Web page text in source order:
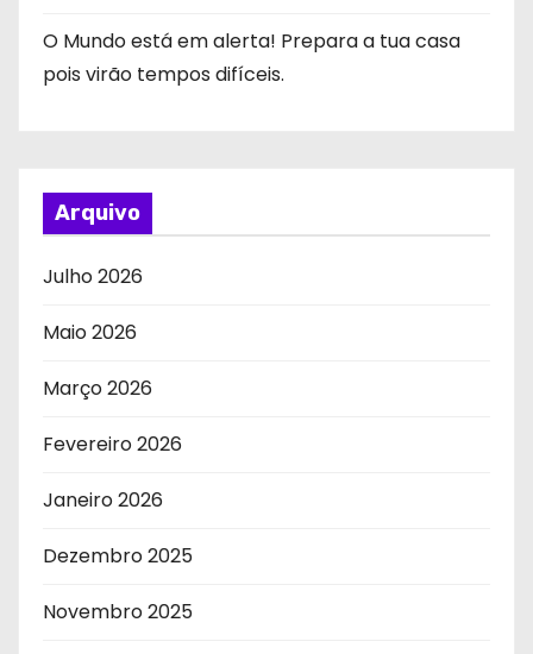
O Mundo está em alerta! Prepara a tua casa
pois virão tempos difíceis.
Arquivo
Julho 2026
Maio 2026
Março 2026
Fevereiro 2026
Janeiro 2026
Dezembro 2025
Novembro 2025